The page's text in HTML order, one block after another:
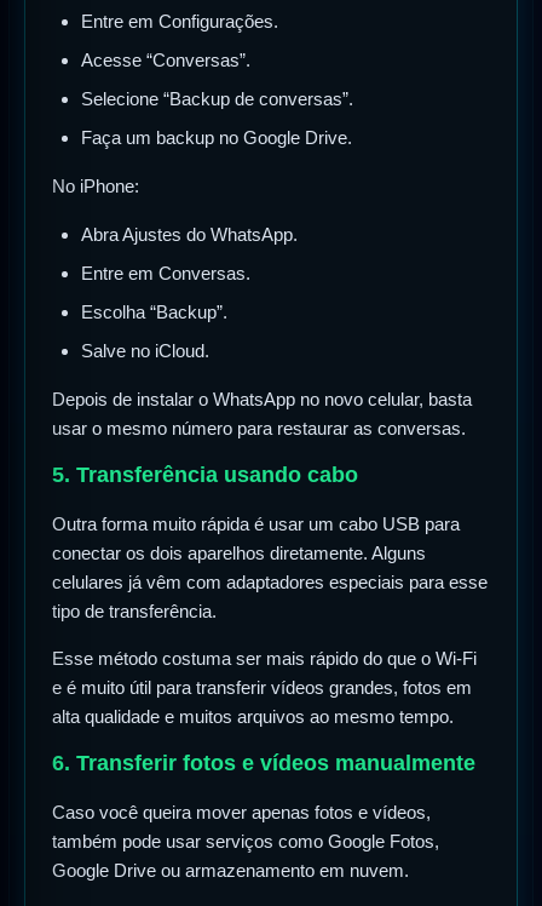
Entre em Configurações.
Acesse “Conversas”.
Selecione “Backup de conversas”.
Faça um backup no Google Drive.
No iPhone:
Abra Ajustes do WhatsApp.
Entre em Conversas.
Escolha “Backup”.
Salve no iCloud.
Depois de instalar o WhatsApp no novo celular, basta
usar o mesmo número para restaurar as conversas.
5. Transferência usando cabo
Outra forma muito rápida é usar um cabo USB para
conectar os dois aparelhos diretamente. Alguns
celulares já vêm com adaptadores especiais para esse
tipo de transferência.
Esse método costuma ser mais rápido do que o Wi-Fi
e é muito útil para transferir vídeos grandes, fotos em
alta qualidade e muitos arquivos ao mesmo tempo.
6. Transferir fotos e vídeos manualmente
Caso você queira mover apenas fotos e vídeos,
também pode usar serviços como Google Fotos,
Google Drive ou armazenamento em nuvem.